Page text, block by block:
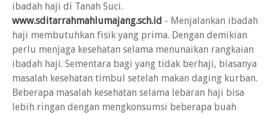
ibadah haji di Tanah Suci.
www.sditarrahmahlumajang.sch.id - Menjalankan ibadah
haji membutuhkan fisik yang prima. Dengan demikian
perlu menjaga kesehatan selama menunaikan rangkaian
ibadah haji. Sementara bagi yang tidak berhaji, biasanya
masalah kesehatan timbul setelah makan daging kurban.
Beberapa masalah kesehatan selama lebaran haji bisa
lebih ringan dengan mengkonsumsi beberapa buah